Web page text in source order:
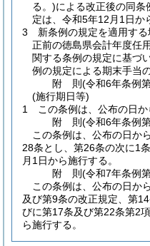
る。)による改正後の同条
定は、令和5年12月1日か
3
新条例の規定を適用す
正前の徳島県会計年度任
関する条例の規定に基づ
例の規定による期末手当
附 則(令和6年条例
(施行期日等)
1
この条例は、公布の日か
附 則(令和6年条例
この条例は、公布の日か
28条とし、第26条の次に1
月1日から施行する。
附 則(令和7年条例
この条例は、公布の日か
及び第9条の改正規定、第
びに第17条及び第22条第2
ら施行する。